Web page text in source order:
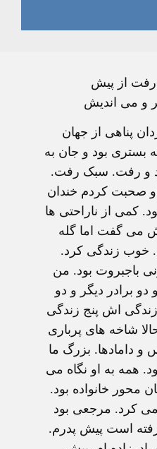
رفت از پیش
و می اندیش
پناهی از جهان
بود و جان به
و رفت. سبک رفت.
صحبت کردم خندان
کمی از ناراحتی ها
می گفت اما گله
خوب زندگی کرد.
باجبروت بود. من
برادر دیگر و دو
اش پنج زندگی
شاخه های پرباری
و دامادها. بزرگ ما
همه به او نگاه می
محور خانواده بود.
کرد. مرجعی بود
است پیش پدرم.